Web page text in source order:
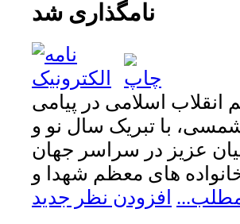
نامگذاری شد
اسلامی در پیامی
سال ۱۳۹۳ هجری شمسی، با تبریک سال نو و
عزیز در سراسر جهان
مطلب... افزودن نظر جدید